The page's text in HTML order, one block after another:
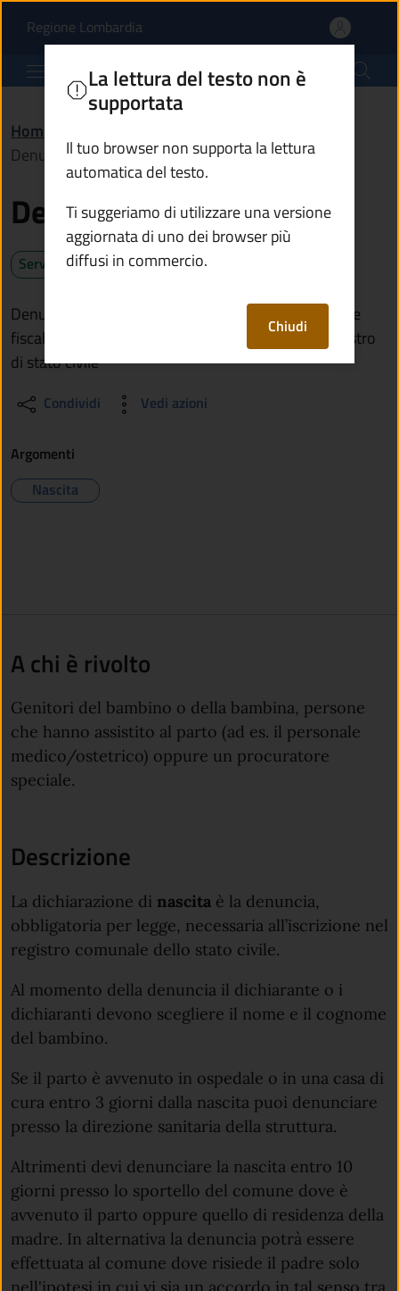
Denunciare una
Regione Lombardia(apre in un'altra scheda).
Comune di Berzo Demo
Home
Denunciare una nascita
Denunciare una nascita
Servizio attivo
Denuncia la nascita per ottenere il rilascio del codice
fiscale e la registrazione dell'atto di nascita sul registro
di stato civile
Condividi Vedi azioni
La lettura del testo non è
supportata
Il tuo browser non supporta la lettura
automatica del testo.
Ti suggeriamo di utilizzare una versione
aggiornata di uno dei browser più
diffusi in commercio.
Chiudi
Argomenti
Nascita
A chi è rivolto
Genitori del bambino o della bambina, persone
che hanno assistito al parto (ad es. il personale
medico/ostetrico) oppure un procuratore
speciale.
Descrizione
La dichiarazione di nascita è la denuncia,
obbligatoria per legge, necessaria all’iscrizione nel
registro comunale dello stato civile.
Al momento della denuncia il dichiarante o i
dichiaranti devono scegliere il nome e il cognome
del bambino.
Se il parto è avvenuto in ospedale o in una casa di
cura entro 3 giorni dalla nascita puoi denunciare
presso la direzione sanitaria della struttura.
Altrimenti devi denunciare la nascita entro 10
giorni presso lo sportello del comune dove è
avvenuto il parto oppure quello di residenza della
madre. In alternativa la denuncia potrà essere
effettuata al comune dove risiede il padre solo
nell'ipotesi in cui vi sia un accordo in tal senso tra